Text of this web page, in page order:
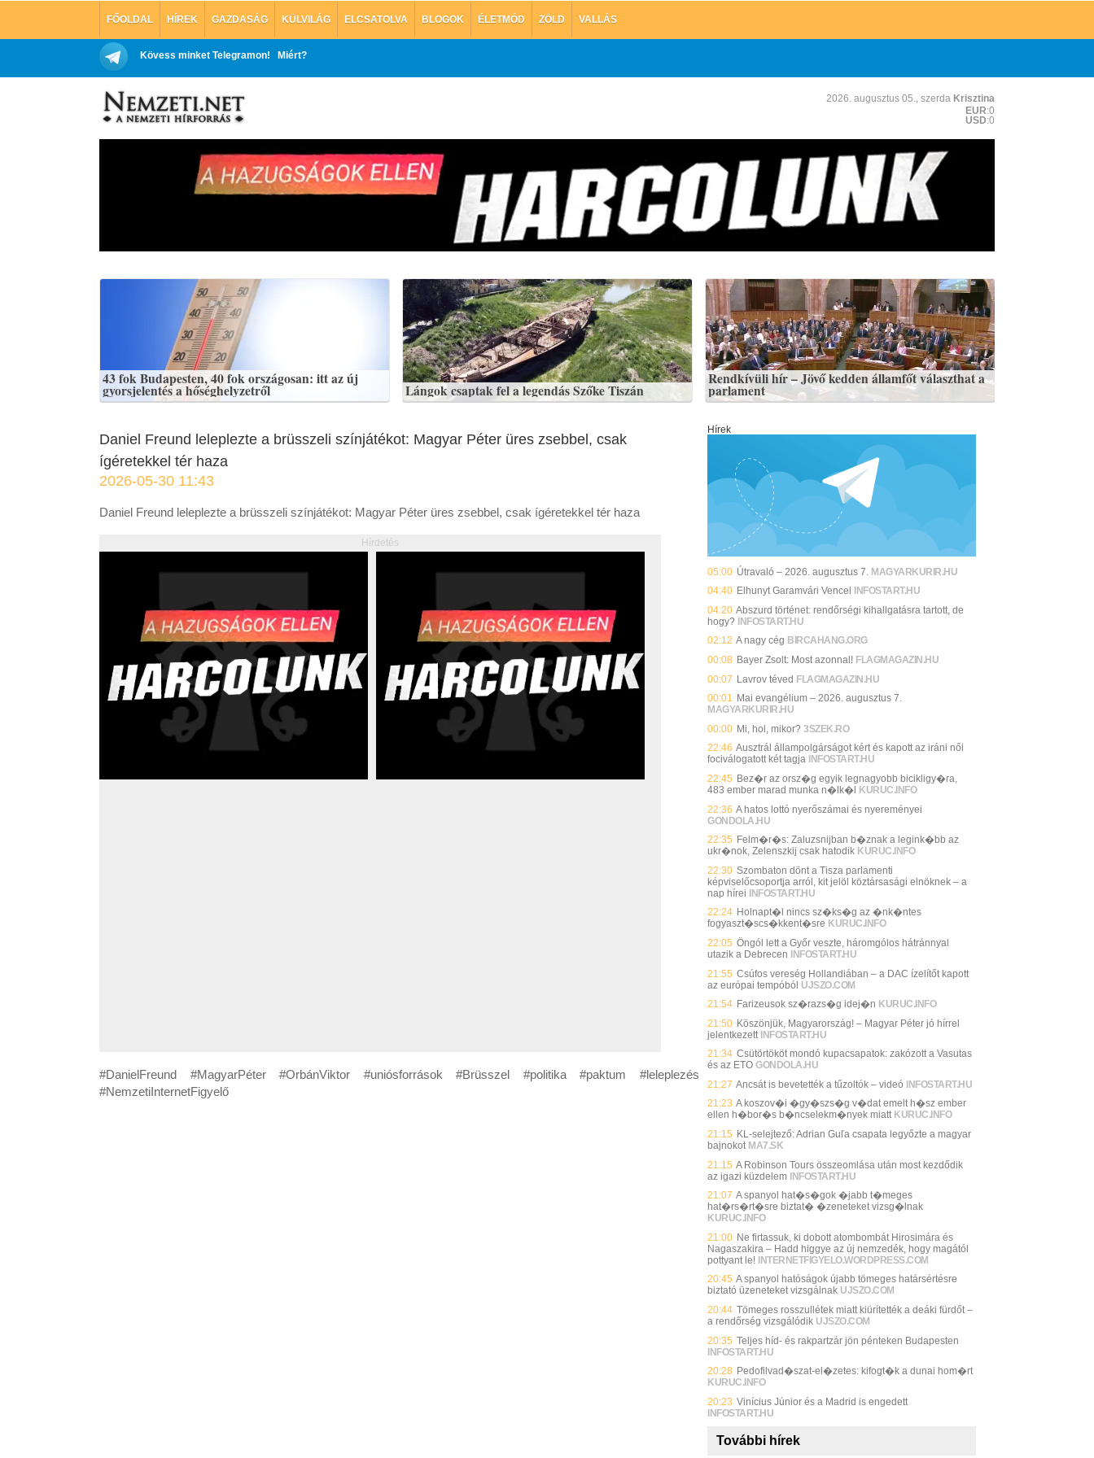
FŐOLDAL HÍREK GAZDASÁG KÜLVILÁG ELCSATOLVA BLOGOK ÉLETMÓD ZÖLD VALLÁS
Kövess minket Telegramon! Miért?
2026. augusztus 05., szerda Krisztina
EUR:0
USD:0
43 fok Budapesten, 40 fok országosan: itt az új
gyorsjelentés a hőséghelyzetről Lángok csaptak fel a legendás Szőke Tiszán
Rendkívüli hír – Jövő kedden államfőt választhat a
parlament
Daniel Freund leleplezte a brüsszeli színjátékot: Magyar Péter üres zsebbel, csak
ígéretekkel tér haza
2026-05-30 11:43
Daniel Freund leleplezte a brüsszeli színjátékot: Magyar Péter üres zsebbel, csak ígéretekkel tér haza
Hírdetés
#DanielFreund #MagyarPéter #OrbánViktor #uniósforrások #Brüsszel #politika #paktum #leleplezés
#NemzetiInternetFigyelő
Hírek
05:00 Útravaló – 2026. augusztus 7. MAGYARKURIR.HU
04:40 Elhunyt Garamvári Vencel
INFOSTART.HU
04:20 Abszurd történet: rendőrségi kihallgatásra tartott, de
hogy? INFOSTART.HU
02:12 A nagy cég BIRCAHANG.ORG
00:08 Bayer Zsolt: Most azonnal! FLAGMAGAZIN.HU
00:07 Lavrov téved FLAGMAGAZIN.HU
00:01 Mai evangélium – 2026. augusztus 7.
MAGYARKURIR.HU
00:00 Mi, hol, mikor? 3SZEK.RO
22:46 Ausztrál állampolgárságot kért és kapott az iráni női
fociválogatott két tagja INFOSTART.HU
22:45 Bez�r az orsz�g egyik legnagyobb bicikligy�ra,
483 ember marad munka n�lk�l KURUC.INFO
22:36 A hatos lottó nyerőszámai és nyereményei
GONDOLA.HU
22:35 Felm�r�s: Zaluzsnijban b�znak a legink�bb az
ukr�nok, Zelenszkij csak hatodik KURUC.INFO
22:30 Szombaton dönt a Tisza parlamenti
képviselőcsoportja arról, kit jelöl köztársasági elnöknek – a
nap hírei INFOSTART.HU
22:24 Holnapt�l nincs sz�ks�g az �nk�ntes
fogyaszt�scs�kkent�sre KURUC.INFO
22:05 Öngól lett a Győr veszte, háromgólos hátránnyal
utazik a Debrecen
INFOSTART.HU
21:55 Csúfos vereség Hollandiában – a DAC ízelítőt kapott
az európai tempóból UJSZO.COM
21:54 Farizeusok sz�razs�g idej�n KURUC.INFO
21:50 Köszönjük, Magyarország! – Magyar Péter jó hírrel
jelentkezett INFOSTART.HU
21:34 Csütörtököt mondó kupacsapatok: zakózott a Vasutas
és az ETO GONDOLA.HU
21:27 Ancsát is bevetették a tűzoltók – videó INFOSTART.HU
21:23 A koszov�i �gy�szs�g v�dat emelt h�sz ember
ellen h�bor�s b�ncselekm�nyek miatt KURUC.INFO
21:15 KL-selejtező: Adrian Guľa csapata legyőzte a magyar
bajnokot MA7.SK
21:15 A Robinson Tours összeomlása után most kezdődik
az igazi küzdelem INFOSTART.HU
21:07 A spanyol hat�s�gok �jabb t�meges
hat�rs�rt�sre biztat� �zeneteket vizsg�lnak
KURUC.INFO
21:00 Ne firtassuk, ki dobott atombombát Hirosimára és
Nagaszakira – Hadd higgye az új nemzedék, hogy magától
pottyant le! INTERNETFIGYELO.WORDPRESS.COM
20:45 A spanyol hatóságok újabb tömeges határsértésre
biztató üzeneteket vizsgálnak UJSZO.COM
20:44 Tömeges rosszullétek miatt kiürítették a deáki fürdőt –
a rendőrség vizsgálódik UJSZO.COM
20:35 Teljes híd- és rakpartzár jön pénteken Budapesten
INFOSTART.HU
20:28 Pedofilvad�szat-el�zetes: kifogt�k a dunai hom�rt
KURUC.INFO
20:23 Vinícius Júnior és a Madrid is engedett
INFOSTART.HU
További hírek